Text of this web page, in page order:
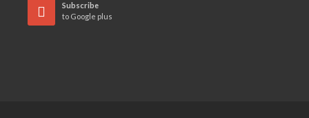
Subscribe
to Google plus